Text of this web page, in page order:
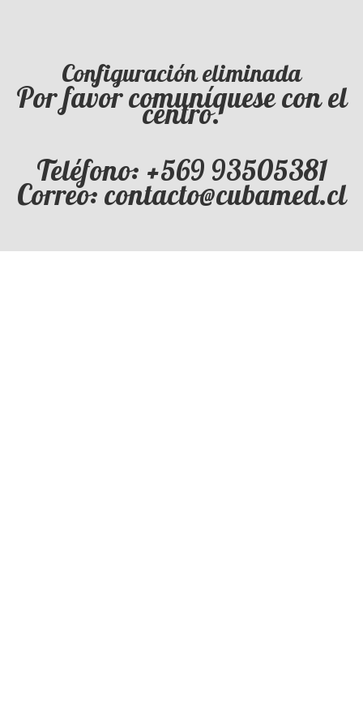
Configuración eliminada
Por favor comuníquese con el
centro.
Teléfono: +569 93505381
Correo: contacto@cubamed.cl